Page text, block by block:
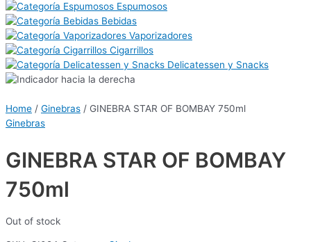
Espumosos
Bebidas
Vaporizadores
Cigarrillos
Delicatessen y Snacks
Home / Ginebras / GINEBRA STAR OF BOMBAY 750ml
Ginebras
GINEBRA STAR OF BOMBAY
750ml
Out of stock